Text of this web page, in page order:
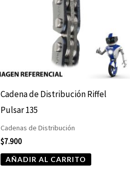
Cadena de Distribución Riffel
Pulsar 135
Cadenas de Distribución
$7.900
AÑADIR AL CARRITO